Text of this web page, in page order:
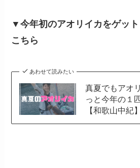
▼今年初のアオリイカをゲッ
こちら
あわせて読みたい
真夏でもアオ
っと今年の１
【和歌山中紀】